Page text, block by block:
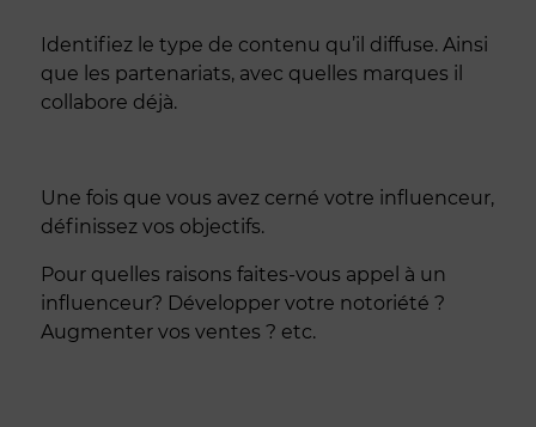
Identifiez le type de contenu qu’il diffuse. Ainsi
que les partenariats, avec quelles marques il
collabore déjà.
Une fois que vous avez cerné votre influenceur,
définissez vos objectifs.
Pour quelles raisons faites-vous appel à un
influenceur? Développer votre notoriété ?
Augmenter vos ventes ? etc.